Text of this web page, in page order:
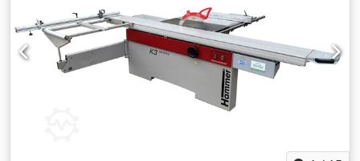
körfűrész dönthető fűrészlappal és elővágó egységgel a
faalapú anyagok, bútorok, egyedi bútorok, ablakkeretek,
ajtók, lapok, műanyagok, kompozit anyagok, alumínium és
egyéb precíziós vágásához – CE szabvány.